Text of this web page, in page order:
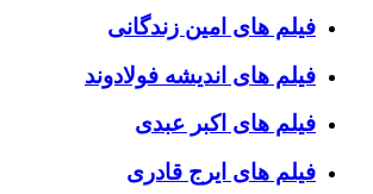
فیلم های امین زندگانی
فیلم های اندیشه فولادوند
فیلم های اکبر عبدی
فیلم های ایرج قادری